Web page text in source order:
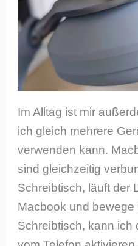
Im Alltag ist mir
ich gleich mehrere
verwenden kann.
sind gleichzeitig
Schreibtisch, läuft der
Macbook und bewege
Schreibtisch, kann ich